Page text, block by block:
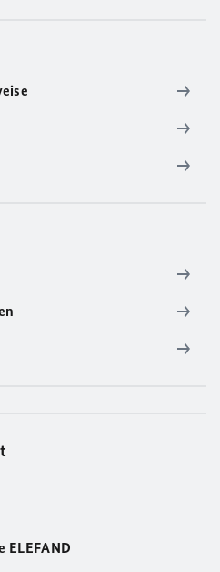
ELEFAND